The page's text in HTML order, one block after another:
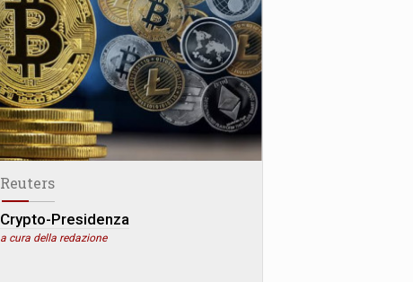
Reuters
Crypto-Presidenza
a cura della redazione